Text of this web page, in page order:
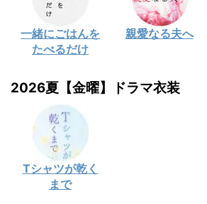
一緒にごはんを
たべるだけ
親愛なる夫へ
2026夏【金曜】ドラマ衣装
Tシャツが乾く
まで